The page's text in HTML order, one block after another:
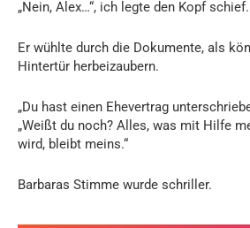
„Nein, Alex…“, ich legte den Kopf schief.
Er wühlte durch die Dokumente, als
Hintertür herbeizaubern.
„Du hast einen Ehevertrag
„Weißt du noch? Alles, was mit Hilfe
wird, bleibt meins.“
Barbaras Stimme wurde schriller.